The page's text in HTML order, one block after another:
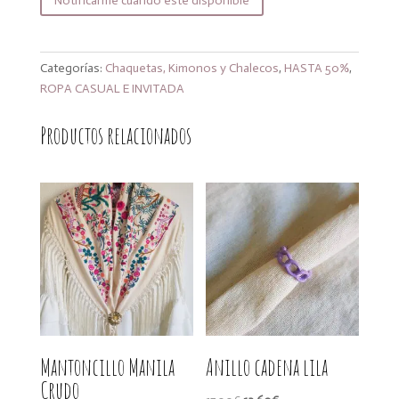
Categorías: Chaquetas, Kimonos y Chalecos, HASTA 50%,
ROPA CASUAL E INVITADA
Productos relacionados
Mantoncillo Manila
Crudo
Anillo cadena lila